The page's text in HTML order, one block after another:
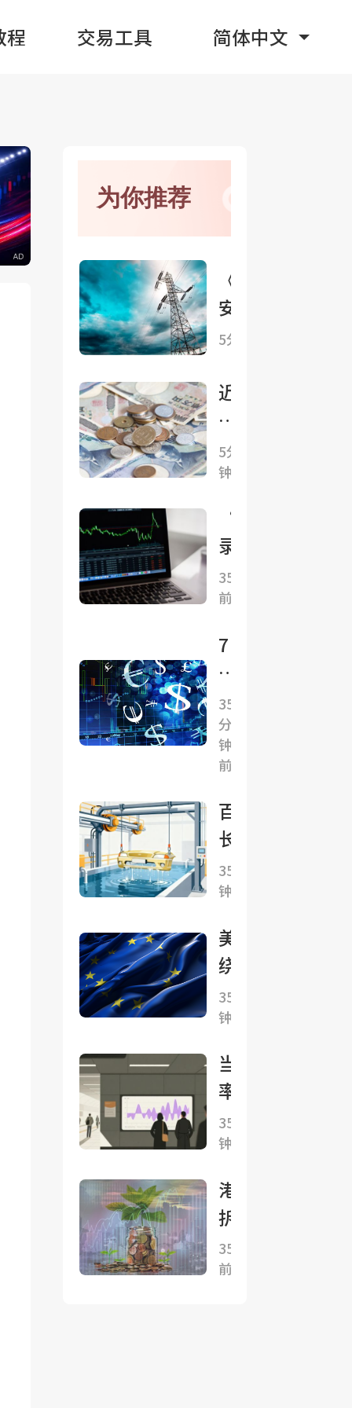
程 交易工具 简体中文
为你推荐
《电力
安全生
产“十
行动计
划》：
加强
“人工
全治理
5分钟前
近
千
亿
美
预
只
能
买
来
一
周
喘
息?
美
日
联
手
预
成
果
缩
水
近
半
日
再
逼
160
关
5分
钟前
“创纪
录”的
美股财
报季：
500成
分股
EPS增
长
45%，
一半来
自投资
收益，
1/3来
自AI基
建
35分钟
前
7
月
非
农
是
会
转
移
联
注
意
力
35
分
钟
前
百亿
长协
诱
惑：
转AI
算力
的电
网生
死局
35分
钟前
美国
绕开
欧洲
央行
元撑
日
元，
欧洲
人感
到
“遭
背
35分
钟前
当汇
率成
为地
缘政
具：
美日
联手
“武
35分
钟前
港元
拆息
继续
回落
35分钟
前